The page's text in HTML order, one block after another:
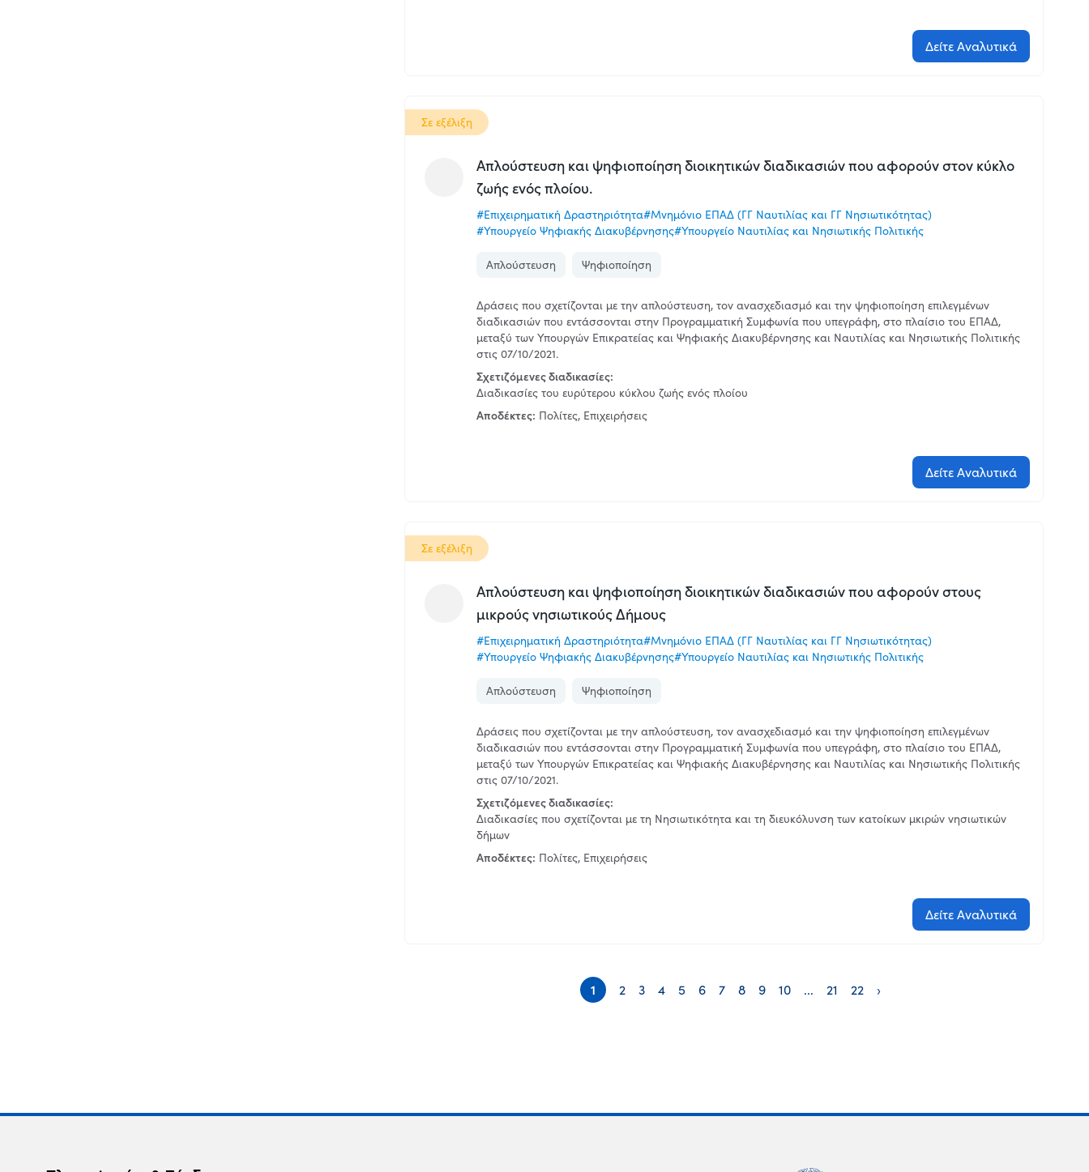
Δείτε Αναλυτικά
Σε εξέλιξη
Aπλούστευση και ψηφιοποίηση διοικητικών διαδικασιών που αφορούν στον κύκλο
ζωής ενός πλοίου.
#Επιχειρηματική Δραστηριότητα#Μνημόνιο ΕΠΑΔ (ΓΓ Ναυτιλίας και ΓΓ Νησιωτικότητας)
#Υπουργείο Ψηφιακής Διακυβέρνησης#Υπουργείο Ναυτιλίας και Νησιωτικής Πολιτικής
Απλούστευση Ψηφιοποίηση
Δράσεις που σχετίζονται με την απλούστευση, τον ανασχεδιασμό και την ψηφιοποίηση επιλεγμένων
διαδικασιών που εντάσσονται στην Προγραμματική Συμφωνία που υπεγράφη, στο πλαίσιο του ΕΠΑΔ,
μεταξύ των Υπουργών Επικρατείας και Ψηφιακής Διακυβέρνησης και Ναυτιλίας και Νησιωτικής Πολιτικής
στις 07/10/2021.
Σχετιζόμενες διαδικασίες:
Διαδικασίες του ευρύτερου κύκλου ζωής ενός πλοίου
Αποδέκτες: Πολίτες, Επιχειρήσεις
Δείτε Αναλυτικά
Σε εξέλιξη
Aπλούστευση και ψηφιοποίηση διοικητικών διαδικασιών που αφορούν στους
μικρούς νησιωτικούς Δήμους
#Επιχειρηματική Δραστηριότητα#Μνημόνιο ΕΠΑΔ (ΓΓ Ναυτιλίας και ΓΓ Νησιωτικότητας)
#Υπουργείο Ψηφιακής Διακυβέρνησης#Υπουργείο Ναυτιλίας και Νησιωτικής Πολιτικής
Απλούστευση Ψηφιοποίηση
Δράσεις που σχετίζονται με την απλούστευση, τον ανασχεδιασμό και την ψηφιοποίηση επιλεγμένων
διαδικασιών που εντάσσονται στην Προγραμματική Συμφωνία που υπεγράφη, στο πλαίσιο του ΕΠΑΔ,
μεταξύ των Υπουργών Επικρατείας και Ψηφιακής Διακυβέρνησης και Ναυτιλίας και Νησιωτικής Πολιτικής
στις 07/10/2021.
Σχετιζόμενες διαδικασίες:
Διαδικασίες που σχετίζονται με τη Νησιωτικότητα και τη διευκόλυνση των κατοίκων μκιρών νησιωτικών
δήμων
Αποδέκτες: Πολίτες, Επιχειρήσεις
Δείτε Αναλυτικά
1 2 3 4 5 6 7 8 9 10 ... 21 22 ›